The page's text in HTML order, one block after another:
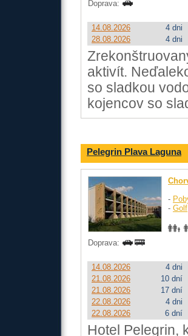
Doprava:
14.08.2026
4 dni
28.08.2026
4 dni
aktivít.
so sladkou
kojencov so
Pelegrin Plava Laguna
-
- Golf
Doprava:
14.08.2026
4 dni
21.08.2026
10 dní
21.08.2026
17 dní
22.08.2026
4 dni
22.08.2026
6 dní
Hotel Pelegrin,